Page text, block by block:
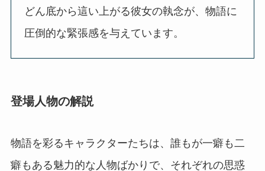
どん底から這い上がる彼女の執念が、物語に
圧倒的な緊張感を与えています。
登場人物の解説
物語を彩るキャラクターたちは、誰もが一癖も二
癖もある魅力的な人物ばかりで、それぞれの思惑